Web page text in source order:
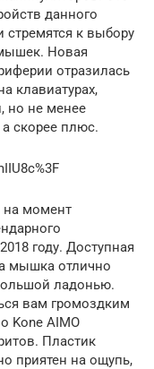
данного
стремятся к выбору
Новая
отразилась
клавиатурах,
но не менее
скорее плюс.
на момент
году. Доступная
мышка отлично
ладонью.
вам громоздким
Kone AIMO
Пластик
приятен на ощупь,